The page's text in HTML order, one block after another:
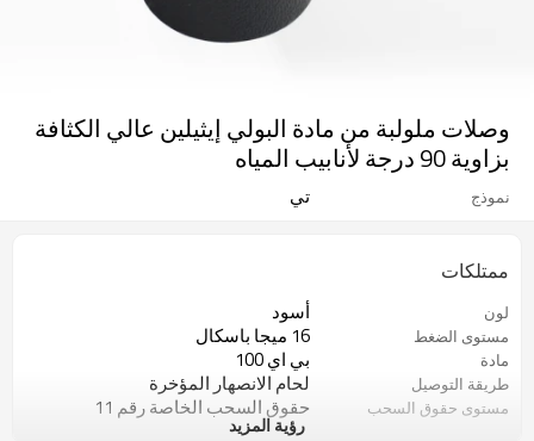
وصلات ملولبة من مادة البولي إيثيلين عالي الكثافة
بزاوية 90 درجة لأنابيب المياه
نموذج تي
ممتلكات
لون أسود
مستوى الضغط 16 ميجا باسكال
مادة بي اي 100
طريقة التوصيل لحام الانصهار المؤخرة
مستوى حقوق السحب
حقوق السحب الخاصة رقم 11
رؤية المزيد